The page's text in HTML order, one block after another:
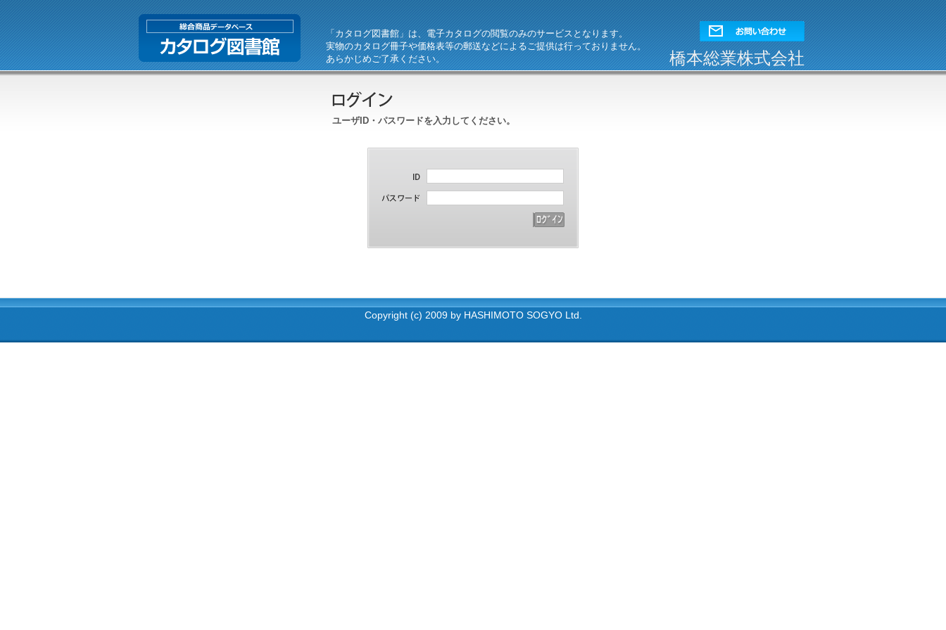
「カタログ図書館」は、電子カタログの閲覧のみのサービスとなります。
実物のカタログ冊子や価格表等の郵送などによるご提供は行っておりません。
あらかじめご了承ください。
橋本総業株式会社
ユーザID・パスワードを入力してください。
Copyright (c) 2009 by HASHIMOTO SOGYO Ltd.